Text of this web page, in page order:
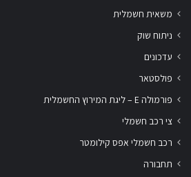
משאית חשמלית
ניתוח שוק
עדכונים
פולסטאר
פורמולה E – ליגת המירוץ החשמלית
צי רכב חשמלי
רכב חשמלי אפס קילומטר
תחבורה